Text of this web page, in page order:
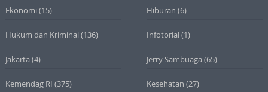
Ekonomi (15) Hiburan (6)
Hukum dan Kriminal (136) Infotorial (1)
Jakarta (4) Jerry Sambuaga (65)
Kemendag RI (375) Kesehatan (27)